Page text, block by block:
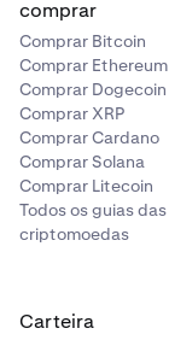
comprar
Comprar Bitcoin
Comprar Ethereum
Comprar Dogecoin
Comprar XRP
Comprar Cardano
Comprar Solana
Comprar Litecoin
Todos os guias das
criptomoedas
Carteira